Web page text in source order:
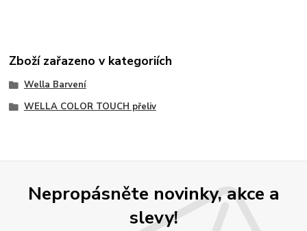
Zboží zařazeno v kategoriích
Wella Barvení
WELLA COLOR TOUCH přeliv
Nepropásněte novinky, akce a
slevy!